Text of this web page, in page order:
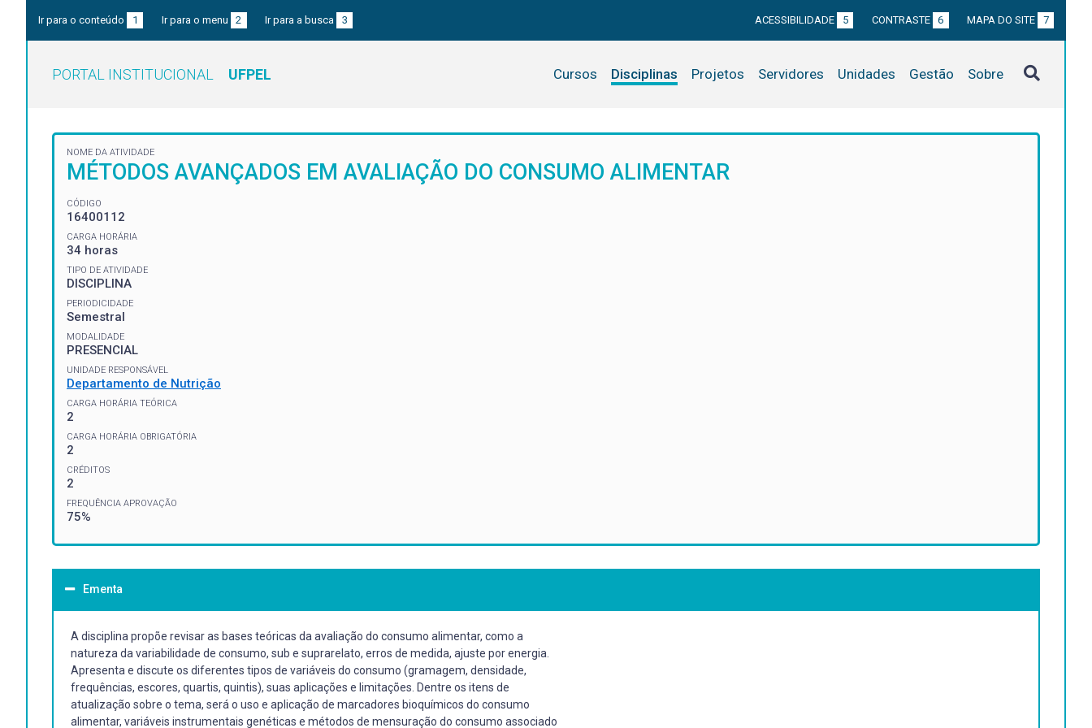
Ir para o conteúdo 1 Ir para o menu 2 Ir para a busca 3 ACESSIBILIDADE 5 CONTRASTE 6 MAPA DO SITE 7
PORTAL INSTITUCIONAL UFPEL Cursos Disciplinas Projetos Servidores Unidades Gestão Sobre
NOME DA ATIVIDADE
MÉTODOS AVANÇADOS EM AVALIAÇÃO DO CONSUMO ALIMENTAR
CÓDIGO
16400112
CARGA HORÁRIA
34 horas
TIPO DE ATIVIDADE
DISCIPLINA
PERIODICIDADE
Semestral
MODALIDADE
PRESENCIAL
UNIDADE RESPONSÁVEL
Departamento de Nutrição
CARGA HORÁRIA TEÓRICA
2
CARGA HORÁRIA OBRIGATÓRIA
2
CRÉDITOS
2
FREQUÊNCIA APROVAÇÃO
75%
Ementa
A disciplina propõe revisar as bases teóricas da avaliação do consumo alimentar, como a
natureza da variabilidade de consumo, sub e suprarelato, erros de medida, ajuste por energia.
Apresenta e discute os diferentes tipos de variáveis do consumo (gramagem, densidade,
frequências, escores, quartis, quintis), suas aplicações e limitações. Dentre os itens de
atualização sobre o tema, será o uso e aplicação de marcadores bioquímicos do consumo
alimentar, variáveis instrumentais genéticas e métodos de mensuração do consumo associado